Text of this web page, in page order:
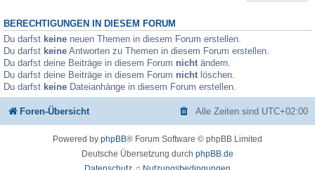
BERECHTIGUNGEN IN DIESEM FORUM
Du darfst keine neuen Themen in diesem Forum erstellen.
Du darfst keine Antworten zu Themen in diesem Forum erstellen.
Du darfst deine Beiträge in diesem Forum nicht ändern.
Du darfst deine Beiträge in diesem Forum nicht löschen.
Du darfst keine Dateianhänge in diesem Forum erstellen.
Foren-Übersicht Alle Zeiten sind UTC+02:00
Powered by phpBB® Forum Software © phpBB Limited
Deutsche Übersetzung durch phpBB.de